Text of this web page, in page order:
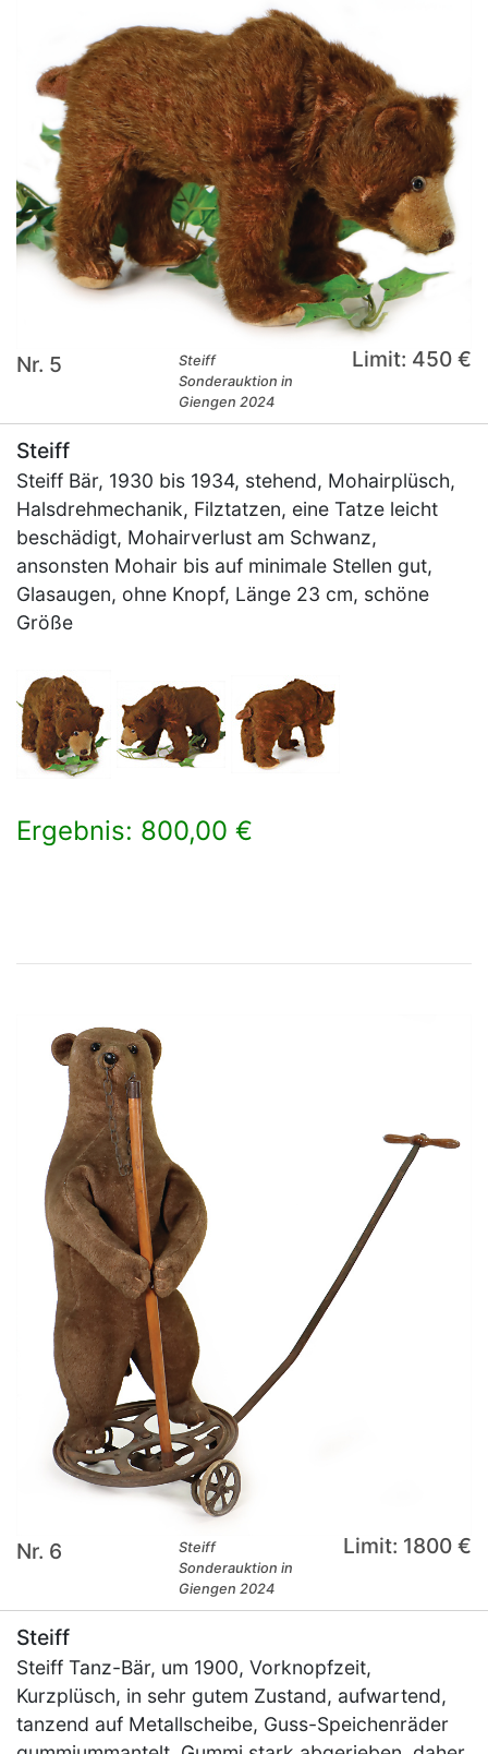
Nr. 5
Steiff
Sonderauktion in
Giengen 2024
Limit: 450 €
Steiff
Steiff Bär, 1930 bis 1934, stehend, Mohairplüsch,
Halsdrehmechanik, Filztatzen, eine Tatze leicht
beschädigt, Mohairverlust am Schwanz,
ansonsten Mohair bis auf minimale Stellen gut,
Glasaugen, ohne Knopf, Länge 23 cm, schöne
Größe
Ergebnis: 800,00 €
Nr. 6
Steiff
Sonderauktion in
Giengen 2024
Limit: 1800 €
Steiff
Steiff Tanz-Bär, um 1900, Vorknopfzeit,
Kurzplüsch, in sehr gutem Zustand, aufwartend,
tanzend auf Metallscheibe, Guss-Speichenräder